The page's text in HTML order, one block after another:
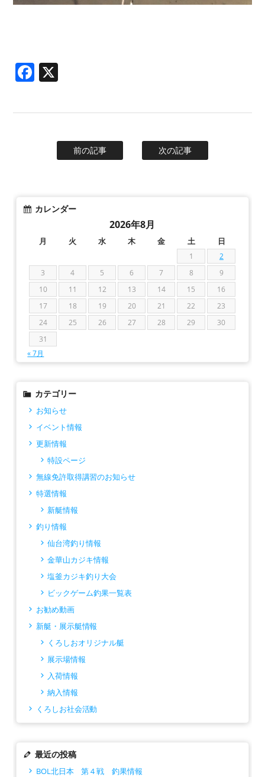
Facebook
前の記事 次の記事
カレンダー
2026年8月
月 火 水 木 金 土 日
1
2
3
4 5 6 7 8
9
10
11 12 13 14 15
16
17
18 19 20 21 22
23
24
25 26 27 28 29
30
31
« 7月
カテゴリー
お知らせ
イベント情報
更新情報
特設ページ
無線免許取得講習のお知らせ
特選情報
新艇情報
釣り情報
仙台湾釣り情報
金華山カジキ情報
塩釜カジキ釣り大会
ビックゲーム釣果一覧表
お勧め動画
新艇・展示艇情報
くろしおオリジナル艇
展示場情報
入荷情報
納入情報
くろしお社会活動
最近の投稿
BOL北日本 第４戦 釣果情報